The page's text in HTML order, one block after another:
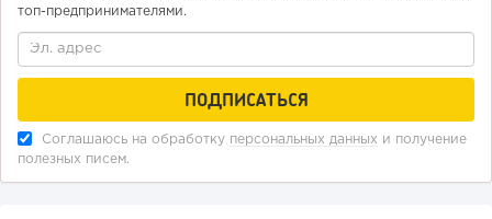
топ-предпринимателями.
Соглашаюсь на обработку персональных данных и получение
полезных писем.